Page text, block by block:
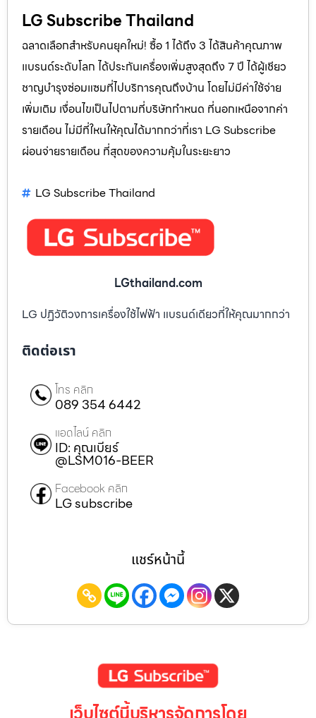
LG Subscribe Thailand
ฉลาดเลือกสำหรับคนยุคใหม่! ซื้อ 1 ได้ถึง 3 ได้สินค้าคุณภาพ
แบรนด์ระดับโลก ได้ประกันเครื่องเพิ่มสูงสุดถึง 7 ปี ได้ผู้เชียว
ชาญบำรุงซ่อมแซมที่ไปบริการคุณถึงบ้าน โดยไม่มีค่าใช้จ่าย
เพิ่มเติม เงื่อนไขเป็นไปตามที่บริษัทกำหนด ที่นอกเหนือจากค่า
รายเดือน ไม่มีที่ใหนให้คุณได้มากกว่าที่เรา LG Subscribe
ผ่อนจ่ายรายเดือน ที่สุดของความคุ้มในระยะยาว
LG Subscribe Thailand
LGthailand.com
LG ปฏิวัติวงการเครื่องใช้ไฟฟ้า แบรนด์เดียวที่ให้คุณมากกว่า
ติดต่อเรา
โทร คลิก
089 354 6442
แอดไลน์ คลิก
ID: คุณเบียร์
@LSM016-BEER
Facebook คลิก
LG subscribe
แชร์หน้านี้